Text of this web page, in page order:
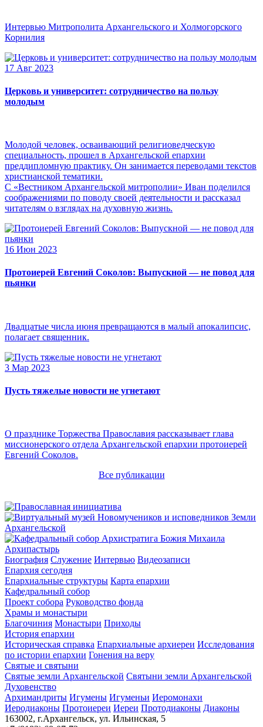
Интервью Митрополита Архангельского и Холмогорского
Корнилия
17 Авг 2023
Церковь и университет: сотрудничество на пользу
молодым
Молодой человек, осваивающий религиоведческую
специальность, прошел в Архангельской епархии
преддипломную практику. Он занимается переводами текстов
христианской тематики.
С «Вестником Архангельской митрополии» Иван поделился
соображениями по поводу своей деятельности и рассказал
читателям о взглядах на духовную жизнь.
16 Июн 2023
Протоиерей Евгений Соколов: Выпускной — не повод для
пьянки
Двадцатые числа июня превращаются в малый апокалипсис,
полагает священник.
3 Мар 2023
Пусть тяжелые новости не угнетают
О празднике Торжества Православия рассказывает глава
миссионерского отдела Архангельской епархии протоиерей
Евгений Соколов.
Все публикации
Архипастырь
Биография Служение Интервью Видеозаписи
Епархия сегодня
Епархиальные структуры Карта епархии
Кафедральный собор
Проект собора Руководство фонда
Храмы и монастыри
Благочиния Монастыри Приходы
История епархии
Историческая справка Епархиальные архиереи Исследования
по истории епархии Гонения на веру
Святые и святыни
Святые земли Архангельской Святыни земли Архангельской
Духовенство
Архимандриты Игумены Игуменьи Иеромонахи
Иеродиаконы Протоиереи Иереи Протодиаконы Диаконы
163002, г.Архангельск, ул. Ильинская, 5